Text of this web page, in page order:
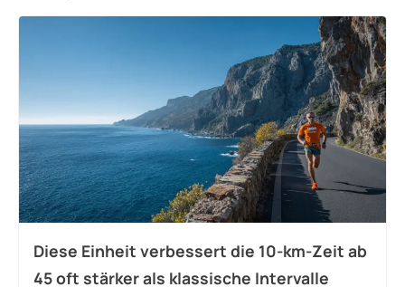
Diese Einheit verbessert die 10-km-Zeit ab
45 oft stärker als klassische Intervalle